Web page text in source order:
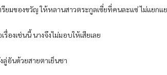
ยมของขวัญ ให้หลานสาวตระกูลเซี่ยที่คนละแซ่ ไม่แยก
องเช่นนี้ นางจึงไม่มอบให้เสียเลย
ลู่อันด้วยสายตาเย็นชา